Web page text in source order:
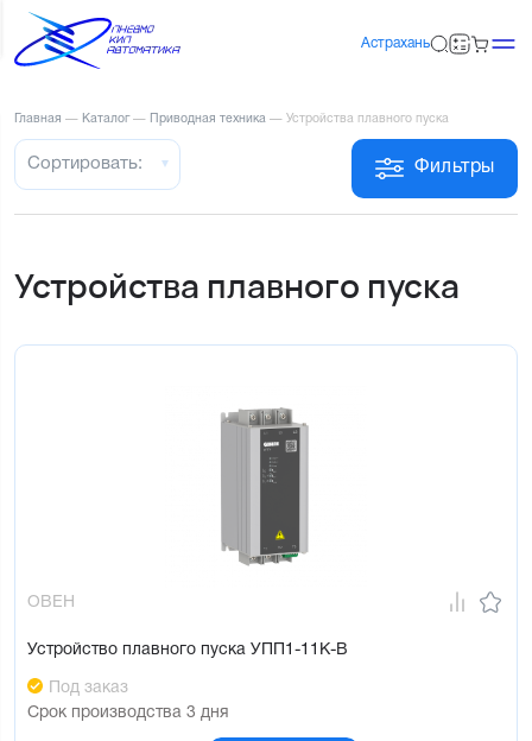
Астрахань
Главная — Каталог — Приводная техника — Устройства плавного пуска
Фильтры
Сортировать:
Устройства плавного пуска
ОВЕН
Устройство плавного пуска УПП1-11К-В
Под заказ
Срок производства 3 дня